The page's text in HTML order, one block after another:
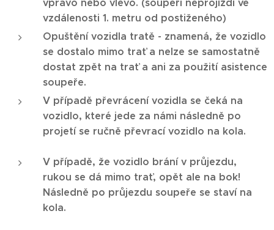
vpravo nebo vlevo. (soupeři neprojíždí ve
vzdálenosti 1. metru od postiženého)
Opuštění vozidla tratě - znamená, že vozidlo
se dostalo mimo trať a nelze se samostatně
dostat zpět na trať a ani za použití asistence
soupeře.
V případě převrácení vozidla se čeká na
vozidlo, které jede za námi následně po
projetí se ručně převrací vozidlo na kola.
V případě, že vozidlo brání v průjezdu,
rukou se dá mimo trať, opět ale na bok!
Následně po průjezdu soupeře se staví na
kola.